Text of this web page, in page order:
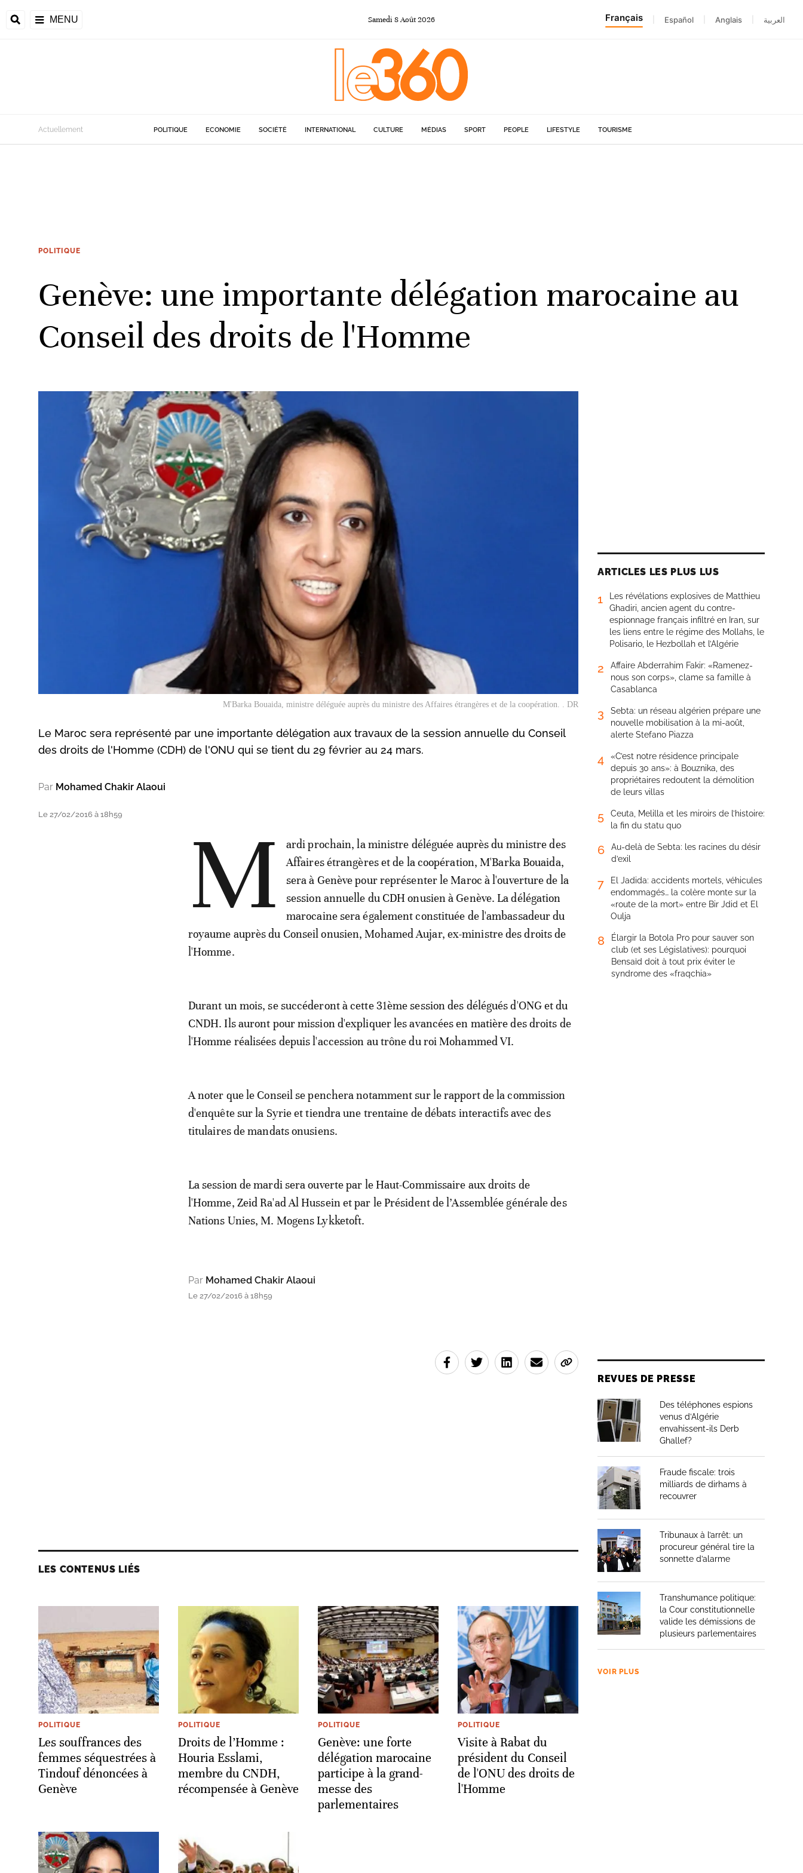
MENU Samedi 8Août2026 Français Español Anglais العربية
Actuellement POLITIQUE ECONOMIE SOCIÉTÉ INTERNATIONAL CULTURE MÉDIAS SPORT PEOPLE LIFESTYLE TOURISME
POLITIQUE
Genève: une importante délégation marocaine au
Conseil des droits de l'Homme
M'Barka Bouaida, ministre déléguée auprès du ministre des Affaires étrangères et de la coopération. . DR
Le Maroc sera représenté par une importante délégation aux travaux de la session annuelle du Conseil
des droits de l'Homme (CDH) de l'ONU qui se tient du 29 février au 24 mars.
Par Mohamed Chakir Alaoui
Le 27/02/2016 à 18h59 M
ardi prochain, la ministre déléguée auprès du ministre des
Affaires étrangères et de la coopération, M'Barka Bouaida,
sera à Genève pour représenter le Maroc à l'ouverture de la
session annuelle du CDH onusien à Genève. La délégation
marocaine sera également constituée de l'ambassadeur du
royaume auprès du Conseil onusien, Mohamed Aujar, ex-ministre des droits de
l'Homme.
Durant un mois, se succéderont à cette 31ème session des délégués d'ONG et du
CNDH. Ils auront pour mission d'expliquer les avancées en matière des droits de
l'Homme réalisées depuis l'accession au trône du roi Mohammed VI.
A noter que le Conseil se penchera notamment sur le rapport de la commission
d'enquête sur la Syrie et tiendra une trentaine de débats interactifs avec des
titulaires de mandats onusiens.
La session de mardi sera ouverte par le Haut-Commissaire aux droits de
l'Homme, Zeid Ra'ad Al Hussein et par le Président de l’Assemblée générale des
Nations Unies, M. Mogens Lykketoft.
Par Mohamed Chakir Alaoui
Le 27/02/2016 à 18h59
LES CONTENUS LIÉS
POLITIQUE
Les souffrances des
femmes séquestrées à
Tindouf dénoncées à
Genève
POLITIQUE
Droits de l’Homme :
Houria Esslami,
membre du CNDH,
récompensée à Genève
POLITIQUE
Genève: une forte
délégation marocaine
participe à la grand-
messe des
parlementaires
POLITIQUE
Visite à Rabat du
président du Conseil
de l'ONU des droits de
l'Homme
ARTICLES LES PLUS LUS
1
Les révélations explosives de Matthieu
Ghadiri, ancien agent du contre-
espionnage français infiltré en Iran, sur
les liens entre le régime des Mollahs, le
Polisario, le Hezbollah et l’Algérie
2
Affaire Abderrahim Fakir: «Ramenez-
nous son corps», clame sa famille à
Casablanca
3
Sebta: un réseau algérien prépare une
nouvelle mobilisation à la mi-août,
alerte Stefano Piazza
4
«C’est notre résidence principale
depuis 30 ans»: à Bouznika, des
propriétaires redoutent la démolition
de leurs villas
5
Ceuta, Melilla et les miroirs de l’histoire:
la fin du statu quo
6
Au-delà de Sebta: les racines du désir
d’exil
7
El Jadida: accidents mortels, véhicules
endommagés… la colère monte sur la
«route de la mort» entre Bir Jdid et El
Oulja
8
Élargir la Botola Pro pour sauver son
club (et ses Législatives): pourquoi
Bensaïd doit à tout prix éviter le
syndrome des «fraqchia»
REVUES DE PRESSE
Des téléphones espions
venus d’Algérie
envahissent-ils Derb
Ghallef?
Fraude fiscale: trois
milliards de dirhams à
recouvrer
Tribunaux à l’arrêt: un
procureur général tire la
sonnette d’alarme
Transhumance politique:
la Cour constitutionnelle
valide les démissions de
plusieurs parlementaires
VOIR PLUS